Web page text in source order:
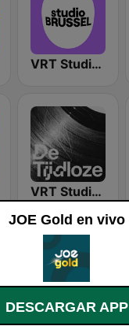
VRT Studio Brussel
VRT Studio Brussel - De Tijdloze
JOE Gold en vivo
DESCARGAR APP